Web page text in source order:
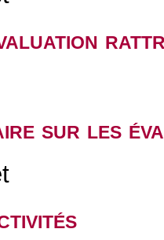
sur les